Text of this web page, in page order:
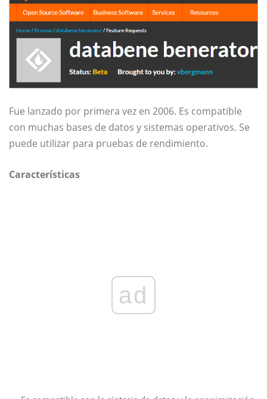
Fue lanzado por primera vez en 2006. Es compatible
con muchas bases de datos y sistemas operativos. Se
puede utilizar para pruebas de rendimiento.
Características
ad